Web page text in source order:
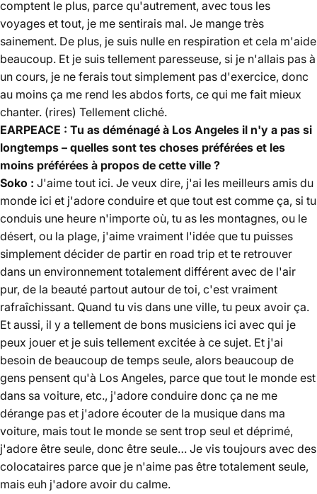
comptent le plus, parce qu'autrement, avec tous les
voyages et tout, je me sentirais mal. Je mange très
sainement. De plus, je suis nulle en respiration et cela m'aide
beaucoup. Et je suis tellement paresseuse, si je n'allais pas à
un cours, je ne ferais tout simplement pas d'exercice, donc
au moins ça me rend les abdos forts, ce qui me fait mieux
chanter. (rires) Tellement cliché.
EARPEACE : Tu as déménagé à Los Angeles il n'y a pas si
longtemps – quelles sont tes choses préférées et les
moins préférées à propos de cette ville ?
Soko : J'aime tout ici. Je veux dire, j'ai les meilleurs amis du
monde ici et j'adore conduire et que tout est comme ça, si tu
conduis une heure n'importe où, tu as les montagnes, ou le
désert, ou la plage, j'aime vraiment l'idée que tu puisses
simplement décider de partir en road trip et te retrouver
dans un environnement totalement différent avec de l'air
pur, de la beauté partout autour de toi, c'est vraiment
rafraîchissant. Quand tu vis dans une ville, tu peux avoir ça.
Et aussi, il y a tellement de bons musiciens ici avec qui je
peux jouer et je suis tellement excitée à ce sujet. Et j'ai
besoin de beaucoup de temps seule, alors beaucoup de
gens pensent qu'à Los Angeles, parce que tout le monde est
dans sa voiture, etc., j'adore conduire donc ça ne me
dérange pas et j'adore écouter de la musique dans ma
voiture, mais tout le monde se sent trop seul et déprimé,
j'adore être seule, donc être seule… Je vis toujours avec des
colocataires parce que je n'aime pas être totalement seule,
mais euh j'adore avoir du calme.